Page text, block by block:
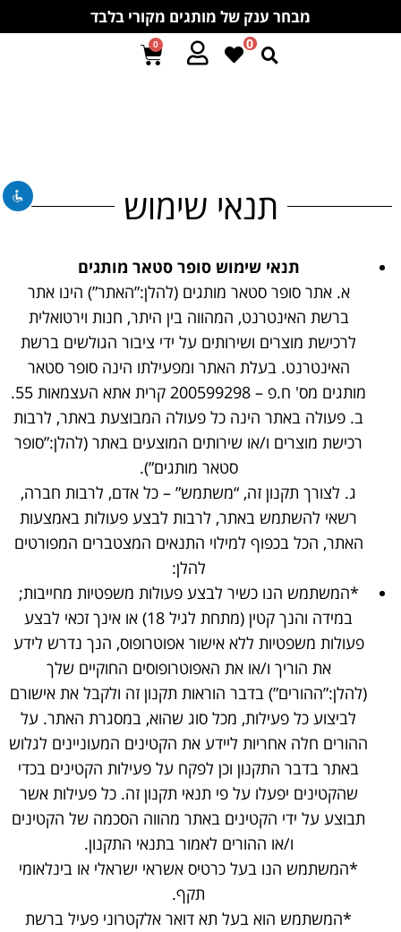
zoom_out זום (הקטנה)
הקטנת גופן
הגדלת גופן
גופן קריא
brightness_low ניגודיות כהה
format_underlined הוסף קו תחתון לקישורים
font_download סמן קישורים
לאפס
את
כל
האפשרויות
cached
מבחר ענק של מותגים מקורי בלבד
0
0
תנאי שימוש
תנאי שימוש סופר סטאר מותגים
א. אתר סופר סטאר מותגים (להלן:”האתר”) הינו אתר
ברשת האינטרנט, המהווה בין היתר, חנות וירטואלית
לרכישת מוצרים ושירותים על ידי ציבור הגולשים ברשת
האינטרנט. בעלת האתר ומפעילתו הינה סופר סטאר
מותגים מס' ח.פ – 200599298 קרית אתא העצמאות 55.
ב. פעולה באתר הינה כל פעולה המבוצעת באתר, לרבות
רכישת מוצרים ו/או שירותים המוצעים באתר (להלן:”סופר
סטאר מותגים”).
ג. לצורך תקנון זה, “משתמש” – כל אדם, לרבות חברה,
רשאי להשתמש באתר, לרבות לבצע פעולות באמצעות
האתר, הכל בכפוף למילוי התנאים המצטברים המפורטים
להלן:
*המשתמש הנו כשיר לבצע פעולות משפטיות מחייבות;
במידה והנך קטין (מתחת לגיל 18) או אינך זכאי לבצע
פעולות משפטיות ללא אישור אפוטרופוס, הנך נדרש לידע
את הוריך ו/או את האפוטרופוסים החוקיים שלך
(להלן:”ההורים”) בדבר הוראות תקנון זה ולקבל את אישורם
לביצוע כל פעילות, מכל סוג שהוא, במסגרת האתר. על
ההורים חלה אחריות ליידע את הקטינים המעוניינים לגלוש
באתר בדבר התקנון וכן לפקח על פעילות הקטינים בכדי
שהקטינים יפעלו על פי תנאי תקנון זה. כל פעילות אשר
תבוצע על ידי הקטינים באתר מהווה הסכמה של הקטינים
ו/או ההורים לאמור בתנאי התקנון.
*המשתמש הנו בעל כרטיס אשראי ישראלי או בינלאומי
תקף.
*המשתמש הוא בעל תא דואר אלקטרוני פעיל ברשת